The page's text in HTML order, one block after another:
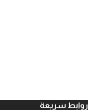
روابط سريعة